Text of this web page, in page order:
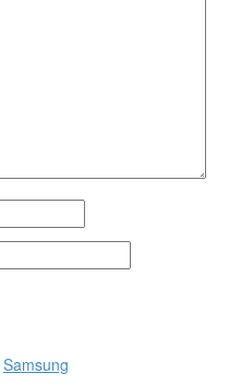
Samsung